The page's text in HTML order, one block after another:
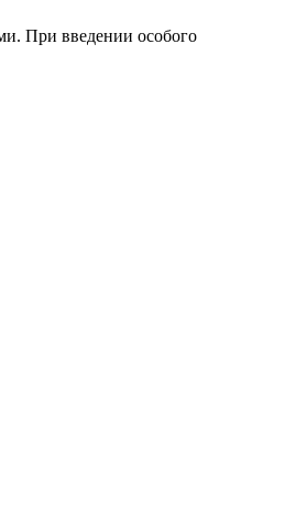
При введении особого